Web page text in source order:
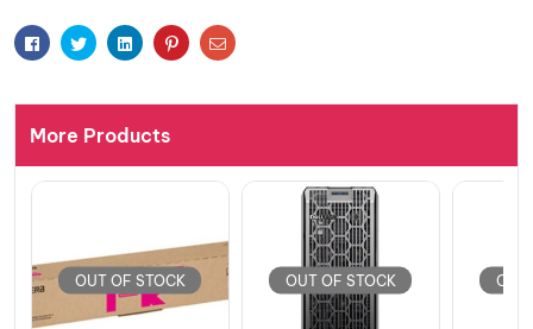
FacebookTwitterLinkedinPinterestEmail
More Products
OUT OF STOCK OUT OF STOCK